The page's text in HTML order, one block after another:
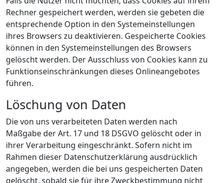
Rechner gespeichert werden, werden sie gebeten die
entsprechende Option in den Systemeinstellungen
ihres Browsers zu deaktivieren. Gespeicherte Cookies
können in den Systemeinstellungen des Browsers
gelöscht werden. Der Ausschluss von Cookies kann zu
Funktionseinschränkungen dieses Onlineangebotes
führen.
Löschung von Daten
Die von uns verarbeiteten Daten werden nach
Maßgabe der Art. 17 und 18 DSGVO gelöscht oder in
ihrer Verarbeitung eingeschränkt. Sofern nicht im
Rahmen dieser Datenschutzerklärung ausdrücklich
angegeben, werden die bei uns gespeicherten Daten
gelöscht, sobald sie für ihre Zweckbestimmung nicht